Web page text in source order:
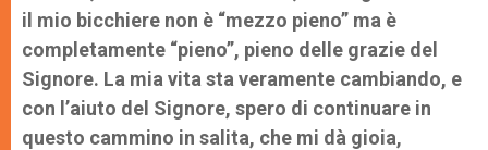
il mio bicchiere non è “mezzo pieno” ma è
completamente “pieno”, pieno delle grazie del
Signore. La mia vita sta veramente cambiando, e
con l’aiuto del Signore, spero di continuare in
questo cammino in salita, che mi dà gioia,